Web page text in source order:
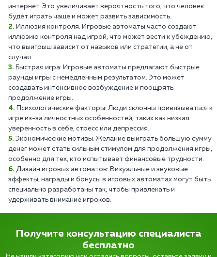
интернет. Это увеличивает вероятность того, что человек
будет играть чаще и может развить зависимость.
Иллюзия контроля: Игровые автоматы часто создают
иллюзию контроля над игрой, что может вести к убеждению,
что выигрыш зависит от навыков или стратегии, а не от
случая.
Быстрая игра: Игровые автоматы предлагают быстрые
раунды игры с немедленным результатом. Это может
создавать интенсивное возбуждение и поощрять
продолжение игры.
Психологические факторы: Люди склонны привязываться к
игре из-за личностных особенностей, таких как низкая
уверенность в себе, стресс или депрессия.
Экономические мотивы: Желание выиграть большую сумму
денег может стать сильным стимулом для продолжения игры,
особенно для тех, кто испытывает финансовые трудности.
Дизайн игровых автоматов: Визуальные и звуковые
эффекты, награды и бонусы в игровых автоматах могут быть
специально разработаны так, чтобы привлекать и
удерживать внимание игроков.
Получите консультацию специалиста
бесплатно